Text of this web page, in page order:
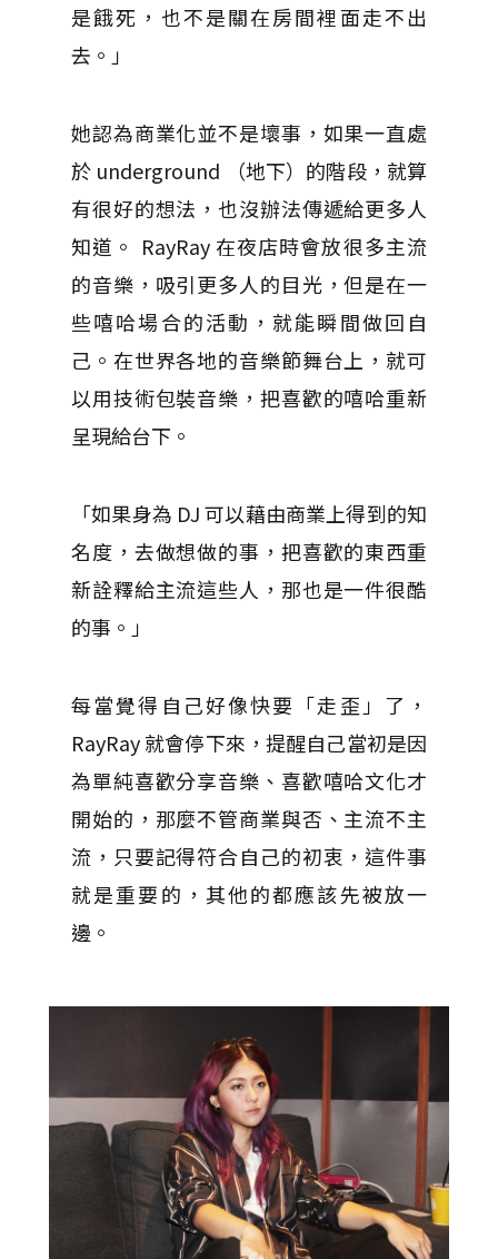
是餓死，也不是關在房間裡面走不出
去。」
她認為商業化並不是壞事，如果一直處
於 underground （地下）的階段，就算
有很好的想法，也沒辦法傳遞給更多人
知道。 RayRay 在夜店時會放很多主流
的音樂，吸引更多人的目光，但是在一
些嘻哈場合的活動，就能瞬間做回自
己。在世界各地的音樂節舞台上，就可
以用技術包裝音樂，把喜歡的嘻哈重新
呈現給台下。
「如果身為 DJ 可以藉由商業上得到的知
名度，去做想做的事，把喜歡的東西重
新詮釋給主流這些人，那也是一件很酷
的事。」
每當覺得自己好像快要「走歪」了，
RayRay 就會停下來，提醒自己當初是因
為單純喜歡分享音樂、喜歡嘻哈文化才
開始的，那麼不管商業與否、主流不主
流，只要記得符合自己的初衷，這件事
就是重要的，其他的都應該先被放一
邊。